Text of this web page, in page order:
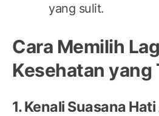
yang sulit.
Cara Memilih
Kesehatan yang
1. Kenali Suasana